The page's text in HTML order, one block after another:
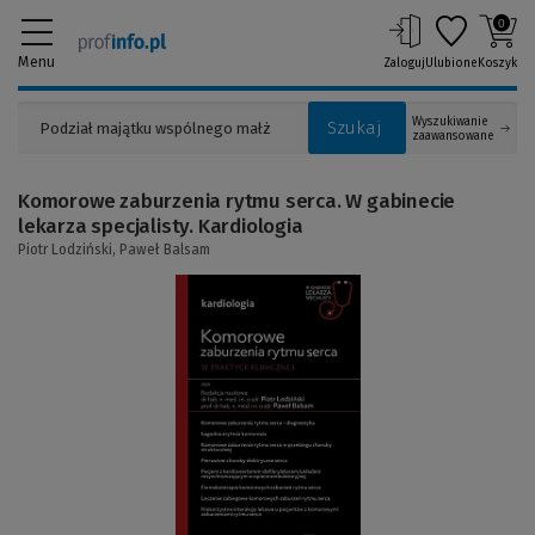
Menu
Szukaj
Wyszukiwanie
zaawansowane
ZalogujUlubione
0
Koszyk
Komorowe zaburzenia rytmu serca. W gabinecie
lekarza specjalisty. Kardiologia
Piotr Lodziński, Paweł Balsam